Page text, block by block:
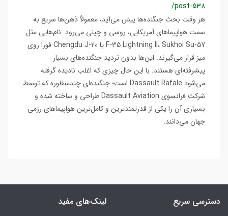
/post-538
هر وقت بحث جنگنده‌ها پیش می‌آید، معمولاً ذهن‌ها سریع به
سمت هواپیماهای آمریکایی، روسی و چینی می‌رود. نام‌هایی مثل
F-35 Lightning II، Sukhoi Su-57 یا Chengdu J-20 فوراً روی
میز قرار می‌گیرند. این‌ها بدون تردید جنگنده‌های بسیار
پیشرفته‌ای هستند. با این حال چیزی که اغلب نادیده گرفته
می‌شود Dassault Rafale است؛ جنگنده‌ای چندمنظوره که توسط
شرکت فرانسوی Dassault Aviation طراحی و ساخته شده و
بسیاری آن را یکی از قدرتمندترین و کامل‌ترین هواپیماهای رزمی
جهان می‌دانند.
دسترسی سریع لینک‌های مفید